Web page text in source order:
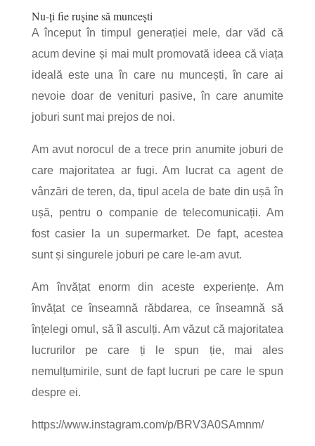
Nu-ți fie rușine să muncești
A început în timpul generației mele, dar văd că
acum devine și mai mult promovată ideea că viața
ideală este una în care nu muncești, în care ai
nevoie doar de venituri pasive, în care anumite
joburi sunt mai prejos de noi.
Am avut norocul de a trece prin anumite joburi de
care majoritatea ar fugi. Am lucrat ca agent de
vânzări de teren, da, tipul acela de bate din ușă în
ușă, pentru o companie de telecomunicații. Am
fost casier la un supermarket. De fapt, acestea
sunt și singurele joburi pe care le-am avut.
Am învățat enorm din aceste experiențe. Am
învățat ce înseamnă răbdarea, ce înseamnă să
înțelegi omul, să îl asculți. Am văzut că majoritatea
lucrurilor pe care ți le spun ție, mai ales
nemulțumirile, sunt de fapt lucruri pe care le spun
despre ei.
https://www.instagram.com/p/BRV3A0SAmnm/